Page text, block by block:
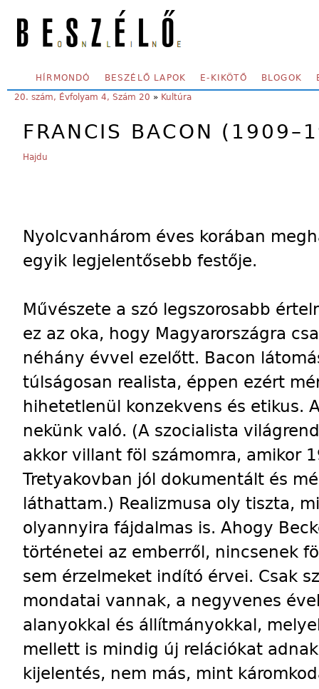
SECONDARY MENU
HÍRMONDÓ BESZÉLŐ LAPOK E-KIKÖTŐ BLOGOK
YOU ARE HERE:
20. szám, Évfolyam 4, Szám 20 » Kultúra
FRANCIS BACON
Hajdu
Nyolcvanhárom éves korában
egyik legjelentősebb festője.
Művészete a szó legszorosabb
ez az oka, hogy Magyarországra
néhány évvel ezelőtt. Bacon
túlságosan realista, éppen ezért
hihetetlenül konzekvens és etikus.
nekünk való. (A szocialista
akkor villant föl számomra, amikor
Tretyakovban jól dokumentált és
láthattam.) Realizmusa oly tiszta,
olyannyira fájdalmas is. Ahogy
történetei az emberről, nincsenek
sem érzelmeket indító érvei. Csak
mondatai vannak, a negyvenes
alanyokkal és állítmányokkal,
mellett is mindig új relációkat
kijelentés, nem más, mint